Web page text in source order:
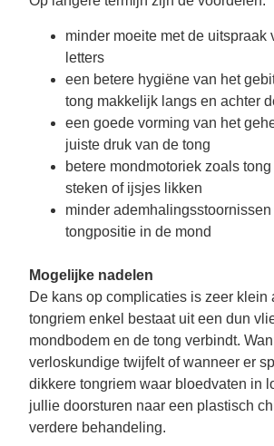
minder moeite met de uitspraak
letters
een betere hygiëne van het
tong makkelijk langs en achter
een goede vorming van het
juiste druk van de tong
betere mondmotoriek zoals
steken of ijsjes likken
minder
tongpositie in de mond
Mogelijke nadelen
De kans op complicaties is zeer klein
tongriem enkel bestaat uit een dun
mondbodem en de tong verbindt.
verloskundige twijfelt of wanneer er
dikkere tongriem waar bloedvaten in
jullie doorsturen naar een plastisch
verdere behandeling.